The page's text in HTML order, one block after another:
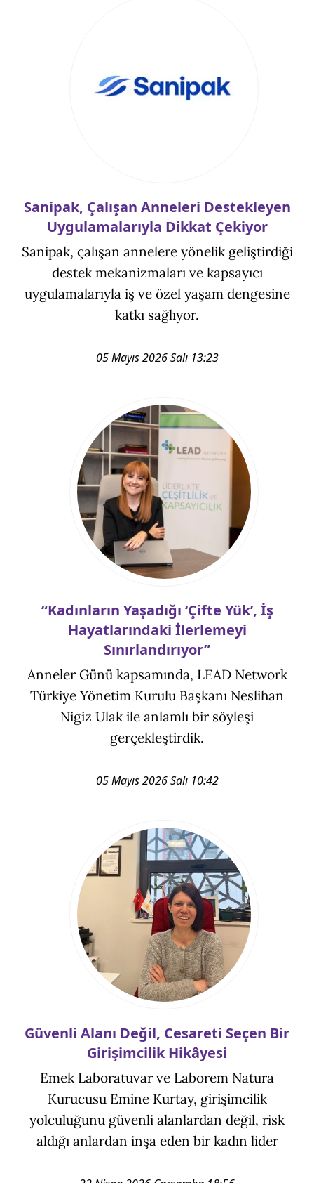
Sanipak, Çalışan Anneleri Destekleyen
Uygulamalarıyla Dikkat Çekiyor
Sanipak, çalışan annelere yönelik geliştirdiği
destek mekanizmaları ve kapsayıcı
uygulamalarıyla iş ve özel yaşam dengesine
katkı sağlıyor.
05 Mayıs 2026 Salı 13:23
“Kadınların Yaşadığı ‘Çifte Yük’, İş
Hayatlarındaki İlerlemeyi
Sınırlandırıyor”
Anneler Günü kapsamında, LEAD Network
Türkiye Yönetim Kurulu Başkanı Neslihan
Nigiz Ulak ile anlamlı bir söyleşi
gerçekleştirdik.
05 Mayıs 2026 Salı 10:42
Güvenli Alanı Değil, Cesareti Seçen Bir
Girişimcilik Hikâyesi
Emek Laboratuvar ve Laborem Natura
Kurucusu Emine Kurtay, girişimcilik
yolculuğunu güvenli alanlardan değil, risk
aldığı anlardan inşa eden bir kadın lider